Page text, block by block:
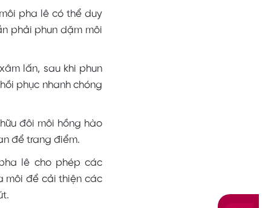
pha lê có thể duy
phải phun dặm môi
lấn, sau khi phun
phục nhanh chóng
đôi môi hồng hào
để trang điểm.
lê cho phép các
môi để cải thiện các